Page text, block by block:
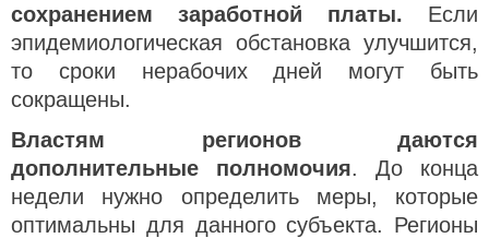
сохранением заработной платы. Если
эпидемиологическая обстановка улучшится,
то сроки нерабочих дней могут быть
сокращены.
Властям регионов даются
дополнительные полномочия. До конца
недели нужно определить меры, которые
оптимальны для данного субъекта. Регионы